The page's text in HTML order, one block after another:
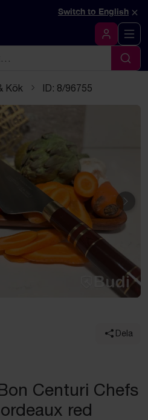
av denna sidaSwitch to English ×
Logga in
Sök
Kök ID: 8/96755
Dela
Centuri Chefs
red